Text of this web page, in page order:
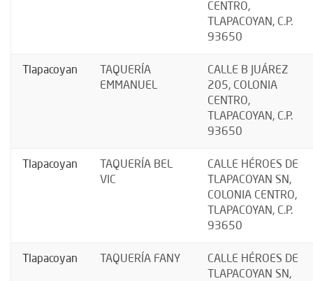
CENTRO,
TLAPACOYAN, C.P.
93650
Tlapacoyan
TAQUERÍA
EMMANUEL
CALLE B JUÁREZ
205, COLONIA
CENTRO,
TLAPACOYAN, C.P.
93650
Tlapacoyan
TAQUERÍA BEL
VIC
CALLE HÉROES DE
TLAPACOYAN SN,
COLONIA CENTRO,
TLAPACOYAN, C.P.
93650
Tlapacoyan TAQUERÍA FANY
CALLE HÉROES DE
TLAPACOYAN SN,